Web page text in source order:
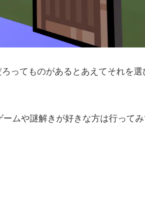
ってものがあるとあえてそれを選
ムや謎解きが好きな方は行ってみ